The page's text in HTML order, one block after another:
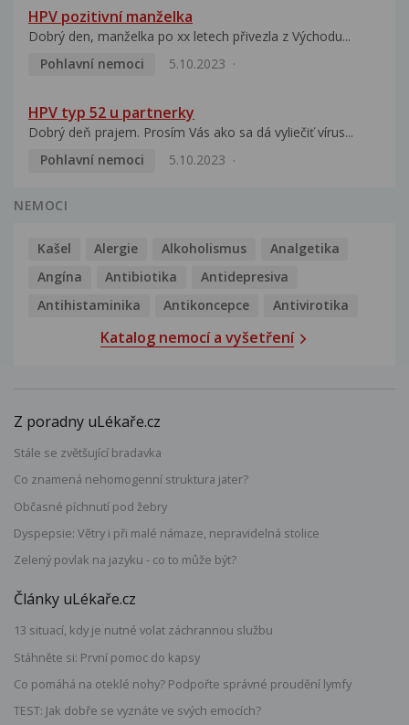
HPV pozitivní manželka
Dobrý den, manželka po xx letech přivezla z Východu...
Pohlavní nemoci
5.10.2023
HPV typ 52 u partnerky
Dobrý deň prajem. Prosím Vás ako sa dá vyliečiť vírus...
Pohlavní nemoci
5.10.2023
NEMOCI
Kašel Alergie Alkoholismus
Analgetika
Angína
Antibiotika
Antidepresiva
Antihistaminika
Antikoncepce Antivirotika
Katalog nemocí a vyšetření
Z poradny uLékaře.cz
Stále se zvětšující bradavka
Co znamená nehomogenní struktura jater?
Občasné píchnutí pod žebry
Dyspepsie: Větry i při malé námaze, nepravidelná stolice
Zelený povlak na jazyku - co to může být?
Články uLékaře.cz
13 situací, kdy je nutné volat záchrannou službu
Stáhněte si: První pomoc do kapsy
Co pomáhá na oteklé nohy? Podpořte správné proudění lymfy
TEST: Jak dobře se vyznáte ve svých emocích?